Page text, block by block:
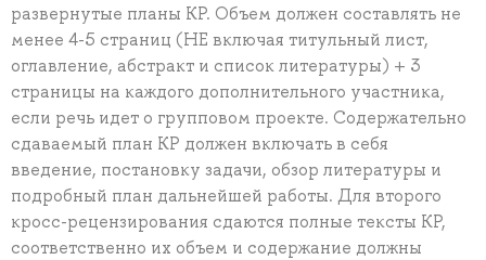
развернутые планы КР. Объем должен составлять не
менее 4-5 страниц (НЕ включая титульный лист,
оглавление, абстракт и список литературы) + 3
страницы на каждого дополнительного участника,
если речь идет о групповом проекте. Содержательно
сдаваемый план КР должен включать в себя
введение, постановку задачи, обзор литературы и
подробный план дальнейшей работы. Для второго
кросс-рецензирования сдаются полные тексты КР,
соответственно их объем и содержание должны